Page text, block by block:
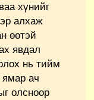
хүнийг
алхаж
өөтэй
явдал
нь тийм
ач
олсноор